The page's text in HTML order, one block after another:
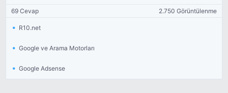
69 Cevap 2.750 Görüntülenme
R10.net
Google ve Arama Motorları
Google Adsense